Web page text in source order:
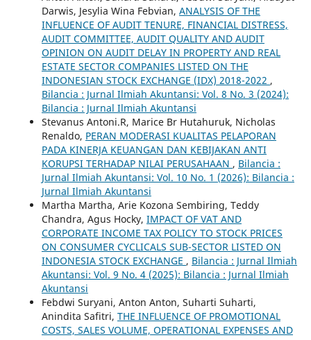
Darwis, Jesylia Wina Febvian, ANALYSIS OF THE
INFLUENCE OF AUDIT TENURE, FINANCIAL DISTRESS,
AUDIT COMMITTEE, AUDIT QUALITY AND AUDIT
OPINION ON AUDIT DELAY IN PROPERTY AND REAL
ESTATE SECTOR COMPANIES LISTED ON THE
INDONESIAN STOCK EXCHANGE (IDX) 2018-2022 ,
Bilancia : Jurnal Ilmiah Akuntansi: Vol. 8 No. 3 (2024):
Bilancia : Jurnal Ilmiah Akuntansi
Stevanus Antoni.R, Marice Br Hutahuruk, Nicholas
Renaldo, PERAN MODERASI KUALITAS PELAPORAN
PADA KINERJA KEUANGAN DAN KEBIJAKAN ANTI
KORUPSI TERHADAP NILAI PERUSAHAAN , Bilancia :
Jurnal Ilmiah Akuntansi: Vol. 10 No. 1 (2026): Bilancia :
Jurnal Ilmiah Akuntansi
Martha Martha, Arie Kozona Sembiring, Teddy
Chandra, Agus Hocky, IMPACT OF VAT AND
CORPORATE INCOME TAX POLICY TO STOCK PRICES
ON CONSUMER CYCLICALS SUB-SECTOR LISTED ON
INDONESIA STOCK EXCHANGE , Bilancia : Jurnal Ilmiah
Akuntansi: Vol. 9 No. 4 (2025): Bilancia : Jurnal Ilmiah
Akuntansi
Febdwi Suryani, Anton Anton, Suharti Suharti,
Anindita Safitri, THE INFLUENCE OF PROMOTIONAL
COSTS, SALES VOLUME, OPERATIONAL EXPENSES AND